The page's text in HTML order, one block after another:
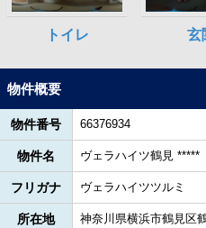
物件概要
物件番号 66376934
物件名 ヴェラハイツ鶴見 *****
フリガナ ヴェラハイツツルミ
所在地 神奈川県横浜市鶴見区